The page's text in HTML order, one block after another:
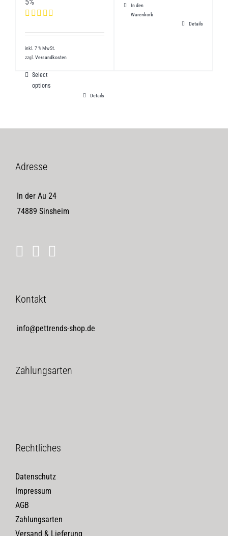
5.00von 5
inkl. 7 % MwSt.
zzgl. Versandkosten
Select
options
Details
In den
Warenkorb
Details
Adresse
In der Au 24
74889 Sinsheim
Kontakt
info@pettrends-shop.de
Zahlungsarten
Rechtliches
Datenschutz
Impressum
AGB
Zahlungsarten
Versand & Lieferung